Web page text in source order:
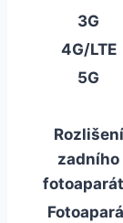
3G
4G/LTE
5G
Rozlišení
zadního